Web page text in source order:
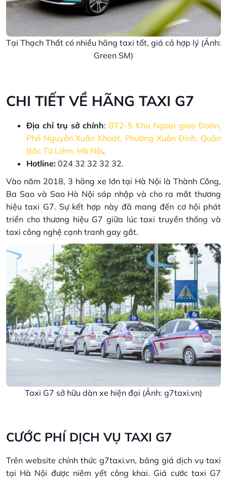
Tại Thạch Thất có nhiều hãng taxi tốt, giá cả hợp lý (Ảnh:
Green SM)
CHI TIẾT VỀ HÃNG TAXI G7
Địa chỉ trụ sở chính: BT2-5 Khu Ngoại giao Đoàn,
Phố Nguyễn Xuân Khoát, Phường Xuân Đỉnh, Quận
Bắc Từ Liêm, Hà Nội.
Hotline: 024 32 32 32 32.
Vào năm 2018, 3 hãng xe lớn tại Hà Nội là Thành Công,
Ba Sao và Sao Hà Nội sáp nhập và cho ra mắt thương
hiệu taxi G7. Sự kết hợp này đã mang đến cơ hội phát
triển cho thương hiệu G7 giữa lúc taxi truyền thống và
taxi công nghệ cạnh tranh gay gắt.
Taxi G7 sở hữu dàn xe hiện đại (Ảnh: g7taxi.vn)
CƯỚC PHÍ DỊCH VỤ TAXI G7
Trên website chính thức g7taxi.vn, bảng giá dịch vụ taxi
tại Hà Nội được niêm yết công khai. Giá cước taxi G7